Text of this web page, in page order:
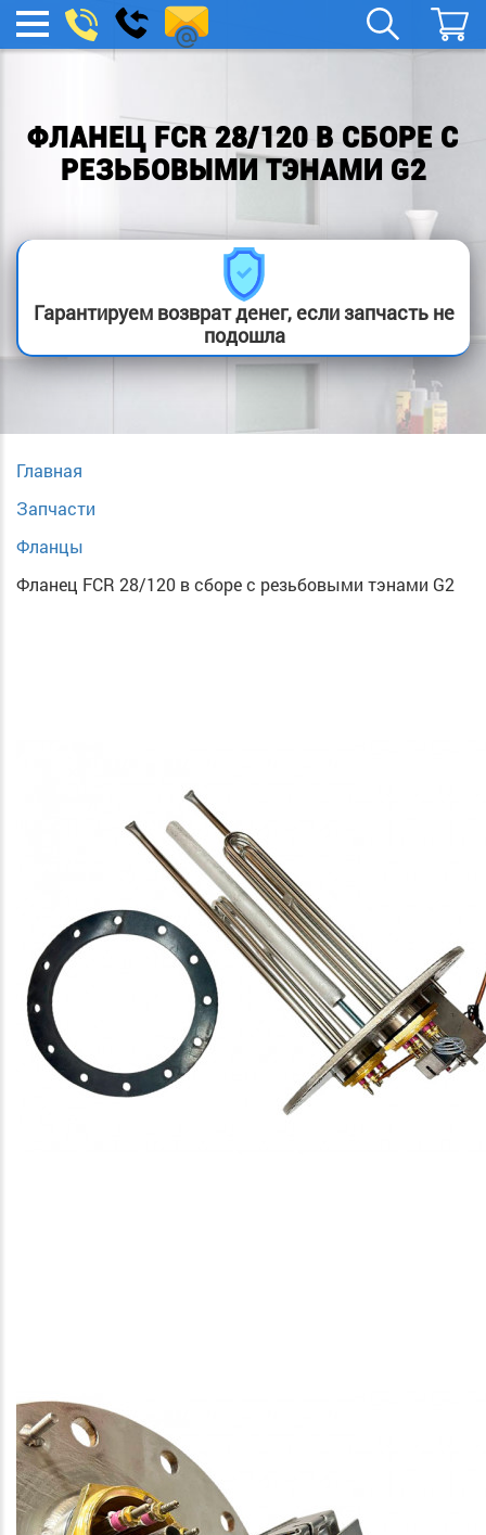
МЕНЮ
boylera@yandex.ru
Заказать
звонок
ФЛАНЕЦ FCR 28/120 В СБОРЕ С
РЕЗЬБОВЫМИ ТЭНАМИ G2
Гарантируем возврат денег, если запчасть не
подошла
Главная
Запчасти
Фланцы
Фланец FCR 28/120 в сборе с резьбовыми тэнами G2